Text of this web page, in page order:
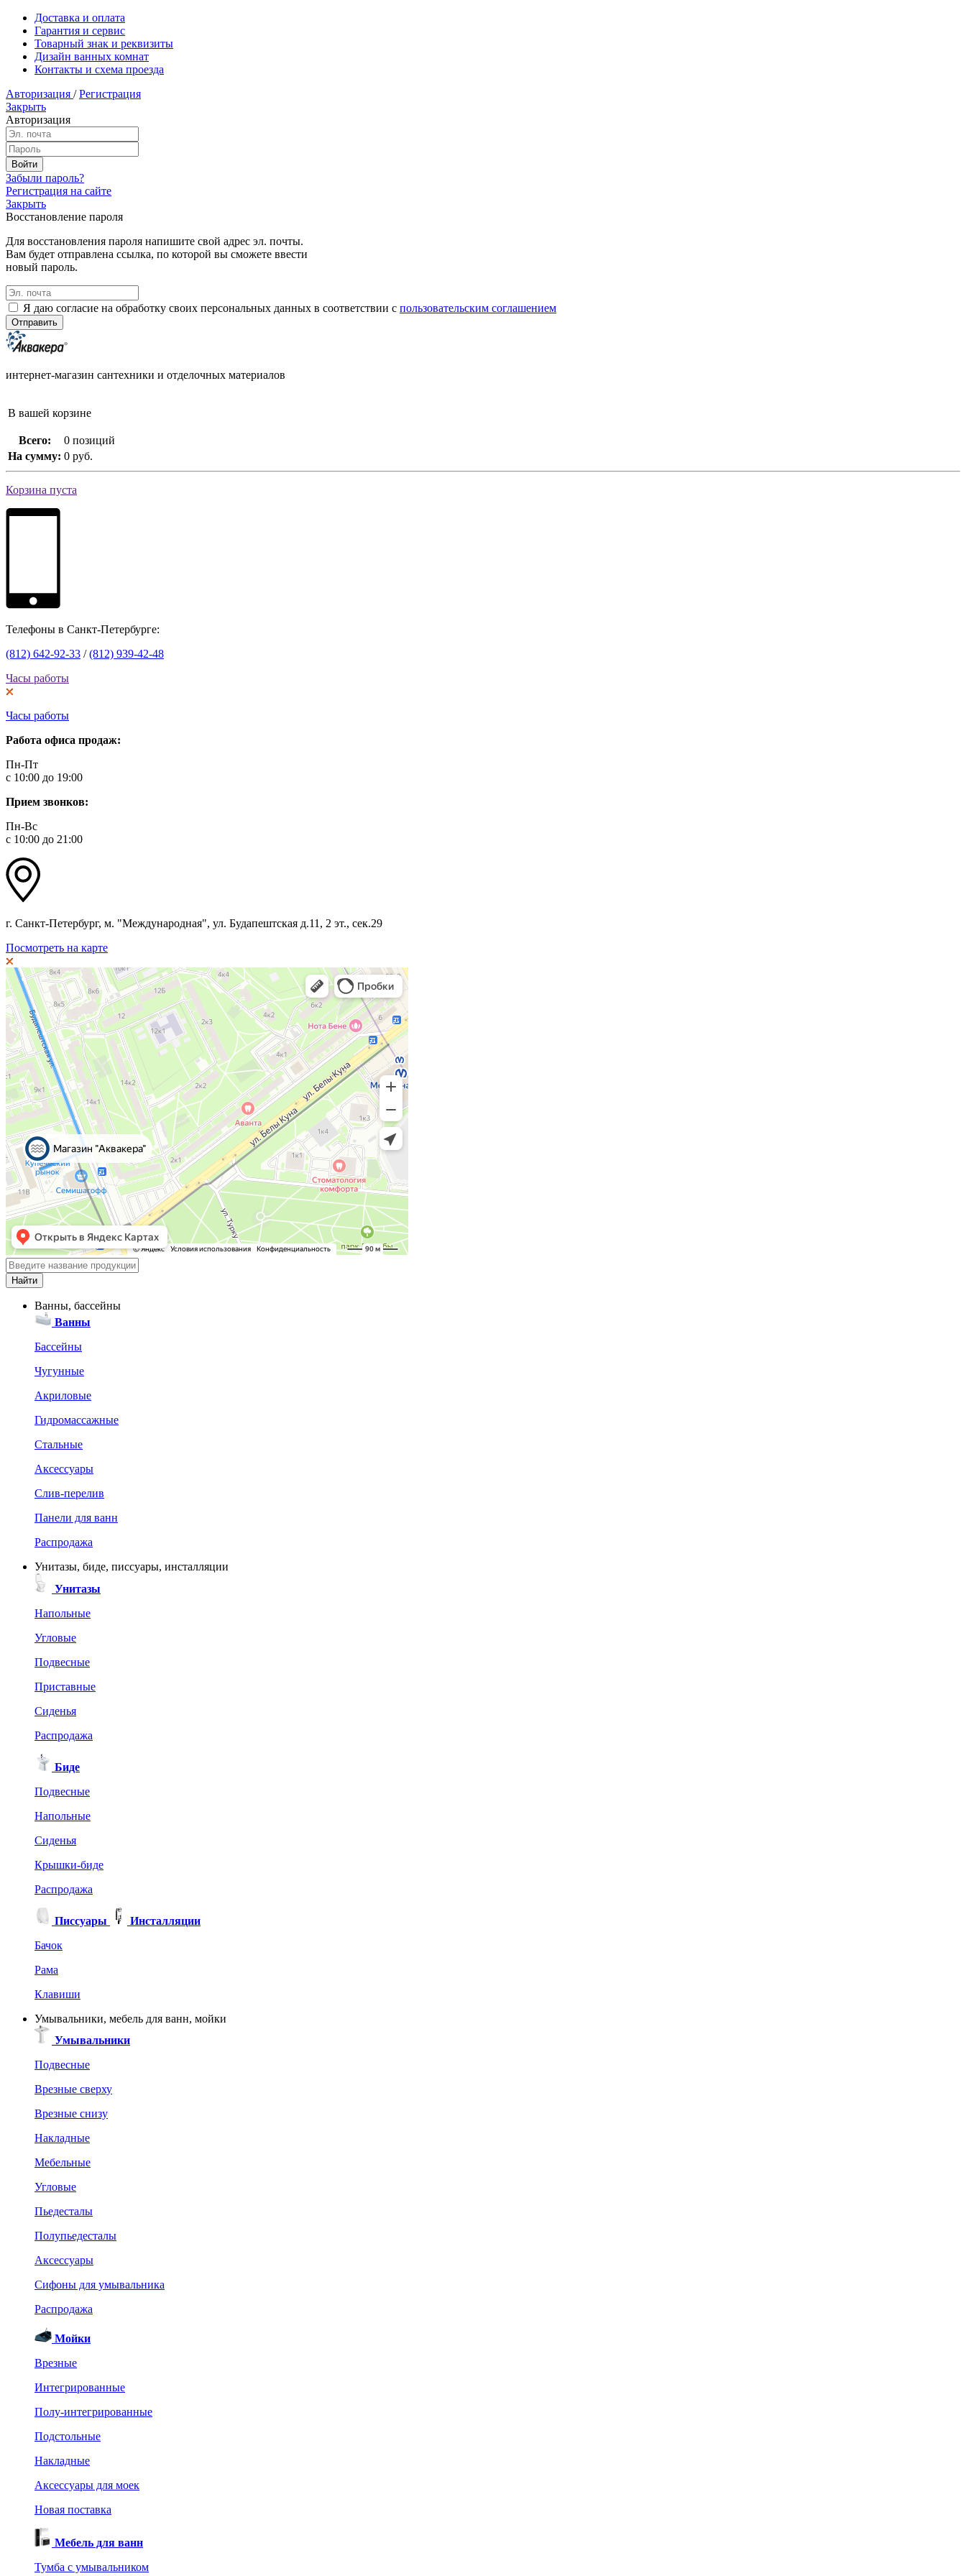
Доставка и оплата
Гарантия и сервис
Товарный знак и реквизиты
Дизайн ванных комнат
Контакты и схема проезда
Авторизация / Регистрация
Закрыть
Авторизация
Забыли пароль?
Регистрация на сайте
Закрыть
Восстановление пароля
Для восстановления пароля напишите свой адрес эл. почты.
Вам будет отправлена ссылка, по которой вы сможете ввести
новый пароль.
Я даю согласие на обработку своих персональных данных в соответствии с пользовательским соглашением
интернет-магазин сантехники и отделочных материалов
В вашей корзине
Всего:
0 позиций
На сумму: 0 руб.
Корзина пуста
Телефоны в Санкт-Петербурге:
(812) 642-92-33 /(812) 939-42-48
Часы работы
Часы работы
Работа офиса продаж:
Пн-Пт
с 10:00 до 19:00
Прием звонков:
Пн-Вс
с 10:00 до 21:00
г. Санкт-Петербург, м. "Международная", ул. Будапештская д.11, 2 эт., сек.29
Посмотреть на карте
Ванны, бассейны
Ванны
Бассейны
Чугунные
Акриловые
Гидромассажные
Стальные
Аксессуары
Слив-перелив
Панели для ванн
Распродажа
Унитазы, биде, писсуары, инсталляции
Унитазы
Напольные
Угловые
Подвесные
Приставные
Сиденья
Распродажа
Биде
Подвесные
Напольные
Сиденья
Крышки-биде
Распродажа
Писсуары
Инсталляции
Бачок
Рама
Клавиши
Умывальники, мебель для ванн, мойки
Умывальники
Подвесные
Врезные сверху
Врезные снизу
Накладные
Мебельные
Угловые
Пьедесталы
Полупьедесталы
Аксессуары
Сифоны для умывальника
Распродажа
Мойки
Врезные
Интегрированные
Полу-интегрированные
Подстольные
Накладные
Аксессуары для моек
Новая поставка
Мебель для ванн
Тумба с умывальником